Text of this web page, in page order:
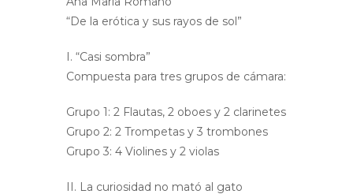
“De la erótica y sus rayos de sol”
I. “Casi sombra”
Compuesta para tres grupos de cámara:
Grupo 1: 2 Flautas, 2 oboes y 2 clarinetes
Grupo 2: 2 Trompetas y 3 trombones
Grupo 3: 4 Violines y 2 violas
II. La curiosidad no mató al gato